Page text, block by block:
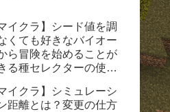
イクラ】シード値を調
くても好きなバイオー
ら冒険を始めることが
る種セレクターの使い
イクラ】シミュレーシ
距離とは？変更の仕方